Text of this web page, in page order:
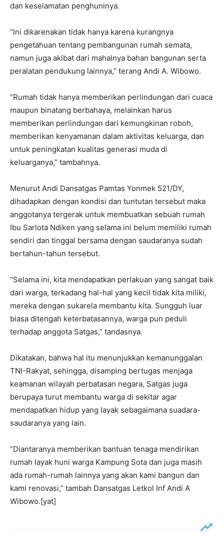
dan keselamatan penghuninya.
“Ini dikarenakan tidak hanya karena kurangnya
pengetahuan tentang pembangunan rumah semata,
namun juga akibat dari mahalnya bahan bangunan serta
peralatan pendukung lainnya,” terang Andi A. Wibowo.
“Rumah tidak hanya memberikan perlindungan dari cuaca
maupun binatang berbahaya, melainkan harus
memberikan perlindungan dari kemungkinan roboh,
memberikan kenyamanan dalam aktivitas keluarga, dan
untuk peningkatan kualitas generasi muda di
keluarganya,” tambahnya.
Menurut Andi Dansatgas Pamtas Yonmek 521/DY,
dihadapkan dengan kondisi dan tuntutan tersebut maka
anggotanya tergerak untuk membuatkan sebuah rumah
Ibu Sarlota Ndiken yang selama ini belum memiliki rumah
sendiri dan tinggal bersama dengan saudaranya sudah
bertahun-tahun tersebut.
“Selama ini, kita mendapatkan perlakuan yang sangat baik
dari warga, terkadang hal-hal yang kecil tidak kita miliki,
mereka dengan sukarela membantu kita. Sungguh luar
biasa ditengah keterbatasannya, warga pun peduli
terhadap anggota Satgas,” tandasnya.
Dikatakan, bahwa hal itu menunjukkan kemanunggalan
TNI-Rakyat, sehingga, disamping bertugas menjaga
keamanan wilayah perbatasan negara, Satgas juga
berupaya turut membantu warga di sekitar agar
mendapatkan hidup yang layak sebagaimana suadara-
saudaranya yang lain.
“Diantaranya memberikan bantuan tenaga mendirikan
rumah layak huni warga Kampung Sota dan juga masih
ada rumah-rumah lainnya yang akan kami bangun dan
kami renovasi,” tambah Dansatgas Letkol Inf Andi A
Wibowo.[yat]